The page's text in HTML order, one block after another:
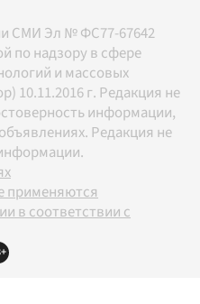
СМИ Эл № ФС77-67642
по надзору в сфере
и массовых
10.11.2016 г. Редакция не
информации,
Редакция не
применяются
в соответствии с